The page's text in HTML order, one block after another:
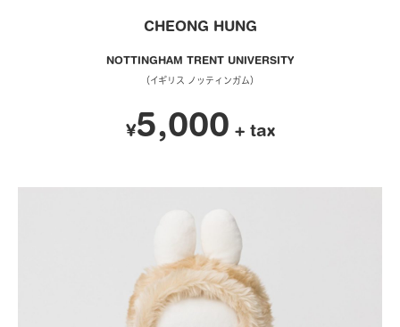
CHEONG HUNG
NOTTINGHAM TRENT UNIVERSITY
（イギリス ノッティンガム）
¥5,000 + tax